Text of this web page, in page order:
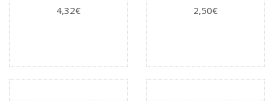
4,32€
2,50€